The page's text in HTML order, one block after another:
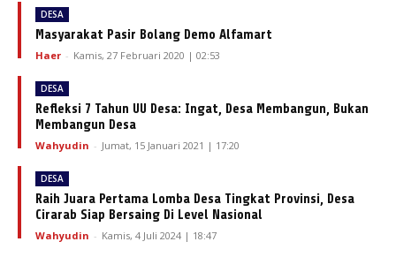
DESA
Masyarakat Pasir Bolang Demo Alfamart
Haer - Kamis, 27 Februari 2020 | 02:53
DESA
Refleksi 7 Tahun UU Desa: Ingat, Desa Membangun, Bukan
Membangun Desa
Wahyudin - Jumat, 15 Januari 2021 | 17:20
DESA
Raih Juara Pertama Lomba Desa Tingkat Provinsi, Desa
Cirarab Siap Bersaing Di Level Nasional
Wahyudin - Kamis, 4 Juli 2024 | 18:47